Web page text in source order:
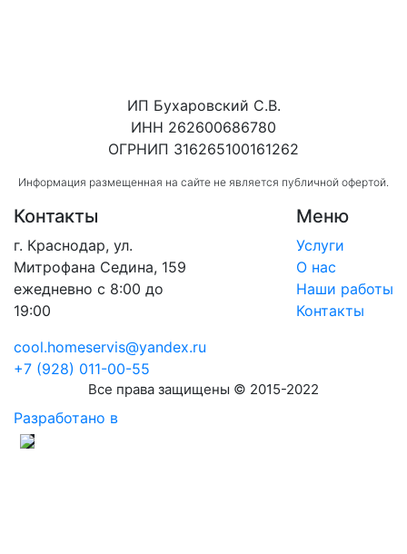
ИП Бухаровский С.В.
ИНН 262600686780
ОГРНИП 316265100161262
Информация размещенная на сайте не является публичной офертой.
Контакты
г. Краснодар, ул.
Митрофана Седина, 159
ежедневно с 8:00 до
19:00
cool.homeservis@yandex.ru
+7 (928) 011-00-55
Меню
Услуги
О нас
Наши работы
Контакты
Все права защищены © 2015-2022
Разработано в